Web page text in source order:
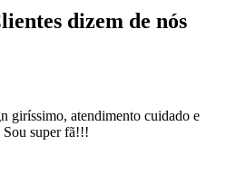
dizem de nós
giríssimo, atendimento cuidado e
Sou super fã!!!